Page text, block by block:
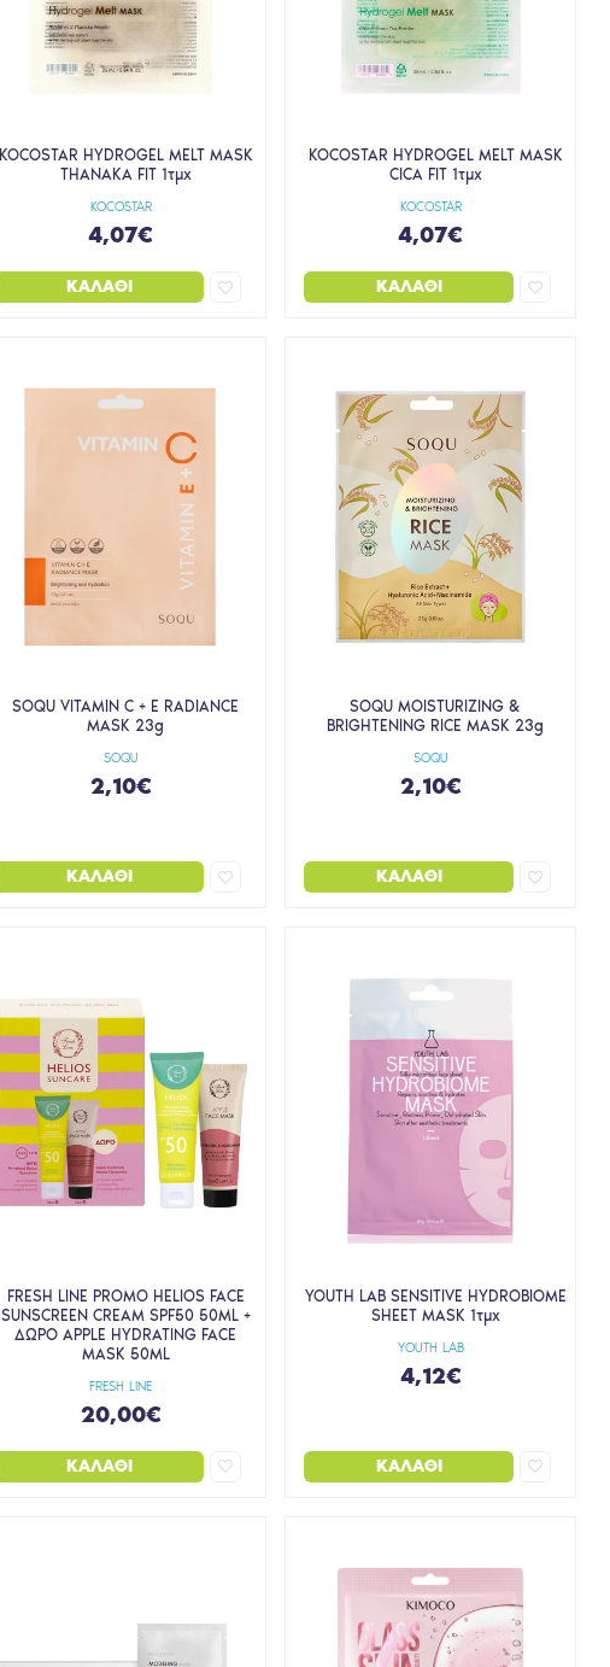
KOCOSTAR
KOCOSTAR HYDROGEL MELT MASK
THANAKA FIT 1τμχ
4,07€
ΚΑΛΆΘΙ
KOCOSTAR
KOCOSTAR HYDROGEL MELT MASK
CICA FIT 1τμχ
4,07€
ΚΑΛΆΘΙ
SOQU
SOQU VITAMIN C + E RADIANCE
MASK 23g
2,10€
ΚΑΛΆΘΙ
SOQU
SOQU MOISTURIZING &
BRIGHTENING RICE MASK 23g
2,10€
ΚΑΛΆΘΙ
FRESH LINE
FRESH LINE PROMO HELIOS FACE
SUNSCREEN CREAM SPF50 50ML +
ΔΩΡΟ APPLE HYDRATING FACE
MASK 50ML
20,00€
ΚΑΛΆΘΙ
YOUTH LAB
YOUTH LAB SENSITIVE HYDROBIOME
SHEET MASK 1τμχ
4,12€
ΚΑΛΆΘΙ